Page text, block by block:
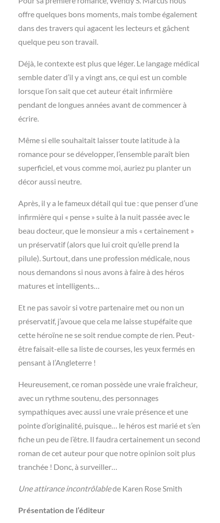
offre quelques bons moments, mais tombe également
dans des travers qui agacent les lecteurs et gâchent
quelque peu son travail.
Déjà, le contexte est plus que léger. Le langage médical
semble dater d’il y a vingt ans, ce qui est un comble
lorsque l’on sait que cet auteur était infirmière
pendant de longues années avant de commencer à
écrire.
Même si elle souhaitait laisser toute latitude à la
romance pour se développer, l’ensemble paraît bien
superficiel, et vous comme moi, auriez pu planter un
décor aussi neutre.
Après, il y a le fameux détail qui tue : que penser d’une
infirmière qui « pense » suite à la nuit passée avec le
beau docteur, que le monsieur a mis « certainement »
un préservatif (alors que lui croit qu’elle prend la
pilule). Surtout, dans une profession médicale, nous
nous demandons si nous avons à faire à des héros
matures et intelligents…
Et ne pas savoir si votre partenaire met ou non un
préservatif, j’avoue que cela me laisse stupéfaite que
cette héroïne ne se soit rendue compte de rien. Peut-
être faisait-elle sa liste de courses, les yeux fermés en
pensant à l’Angleterre !
Heureusement, ce roman possède une vraie fraîcheur,
avec un rythme soutenu, des personnages
sympathiques avec aussi une vraie présence et une
pointe d’originalité, puisque… le héros est marié et s’en
fiche un peu de l’être. Il faudra certainement un second
roman de cet auteur pour que notre opinion soit plus
tranchée ! Donc, à surveiller…
Une attirance incontrôlablede Karen Rose Smith
Présentation de l’éditeur